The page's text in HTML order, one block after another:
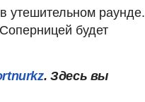
утешительном раунде.
будет
. Здесь вы